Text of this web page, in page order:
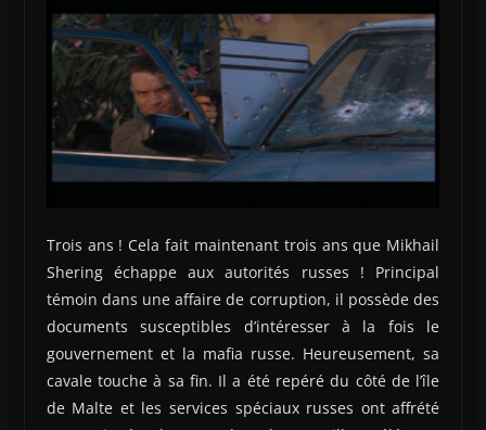
Trois ans ! Cela fait maintenant trois ans que Mikhail
Shering échappe aux autorités russes ! Principal
témoin dans une affaire de corruption, il possède des
documents susceptibles d’intéresser à la fois le
gouvernement et la mafia russe. Heureusement, sa
cavale touche à sa fin. Il a été repéré du côté de l’île
de Malte et les services spéciaux russes ont affrété